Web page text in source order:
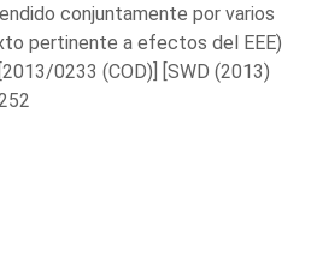
conjuntamente por varios
pertinente a efectos del EEE)
0233 (COD)] [SWD (2013)